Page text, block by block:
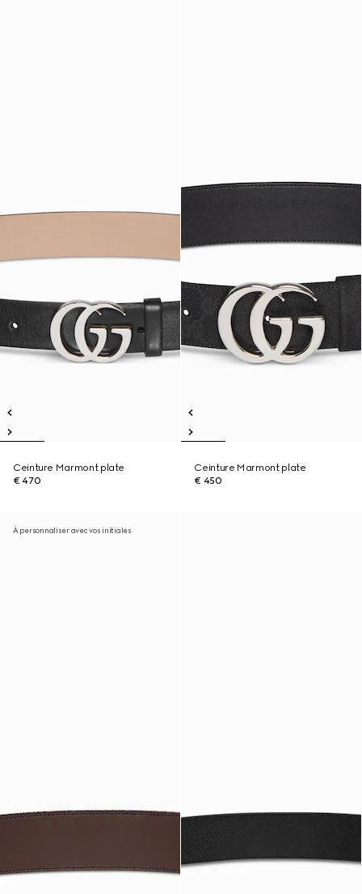
Ceinture Marmont plate
€ 470
Ceinture Marmont plate
€ 450
À personnaliser avec vos initiales